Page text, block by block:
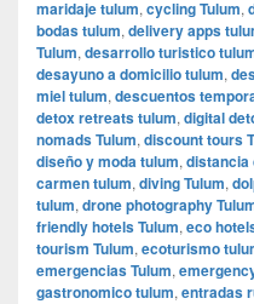
maridaje tulum, cycling Tulum,
bodas tulum, delivery apps
Tulum, desarrollo turistico
desayuno a domicilio tulum,
miel tulum, descuentos
detox retreats tulum, digital
nomads Tulum, discount tours
diseño y moda tulum, distancia
carmen tulum, diving Tulum,
tulum, drone photography
friendly hotels Tulum, eco
tourism Tulum, ecoturismo
emergencias Tulum,
gastronomico tulum, entradas